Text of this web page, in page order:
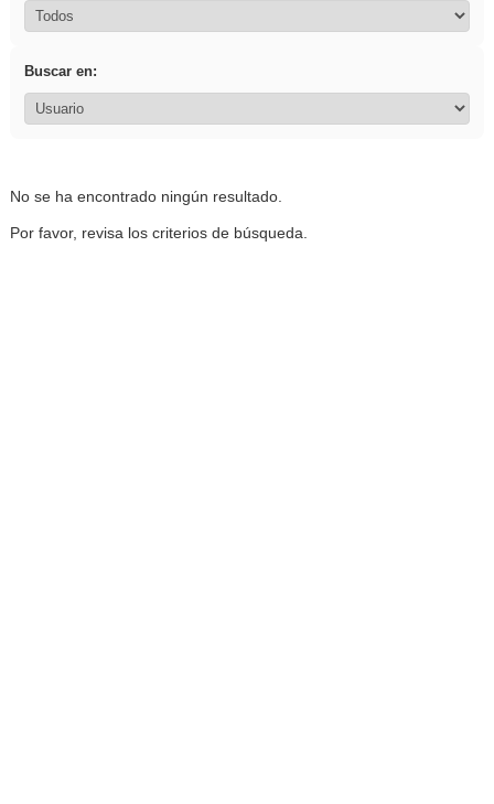
Buscar en:
No se ha encontrado ningún resultado.
Por favor, revisa los criterios de búsqueda.